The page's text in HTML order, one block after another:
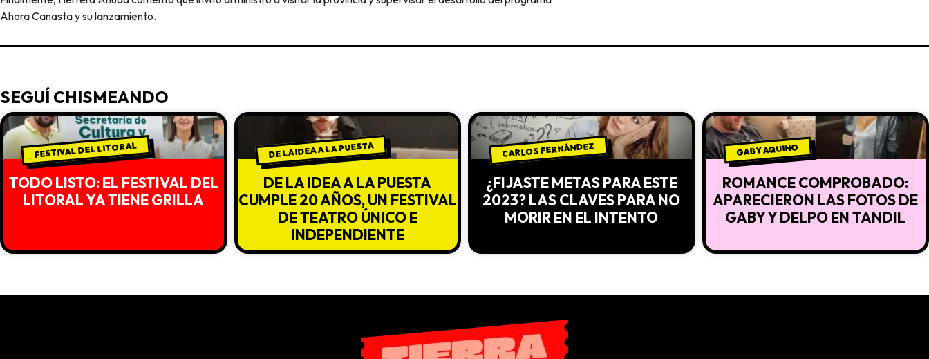
Ahora Canasta y su lanzamiento.
SEGUÍ CHISMEANDO
FESTIVAL DEL LITORAL
TODO LISTO: EL FESTIVAL DEL
LITORAL YA TIENE GRILLA
DE LA IDEA A LA PUESTA
DE LA IDEA A LA PUESTA
CUMPLE 20 AÑOS, UN FESTIVAL
DE TEATRO ÚNICO E
INDEPENDIENTE
CARLOS FERNÁNDEZ
¿FIJASTE METAS PARA ESTE
2023? LAS CLAVES PARA NO
MORIR EN EL INTENTO
GABY AQUINO
ROMANCE COMPROBADO:
APARECIERON LAS FOTOS DE
GABY Y DELPO EN TANDIL